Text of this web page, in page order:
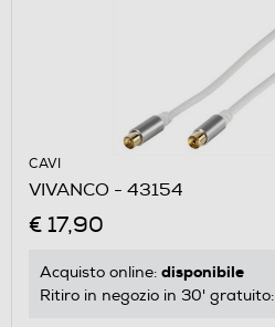
CAVI
VIVANCO - 43154
€ 17,90
Acquisto online: disponibile
Ritiro in negozio in 30' gratuito: